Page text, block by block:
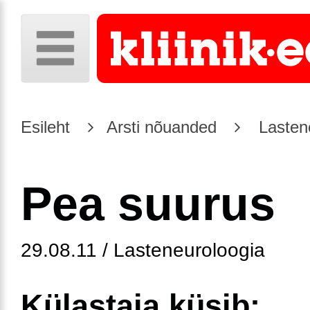
Esileht Arsti nõuanded
Pea suurus
29.08.11 / Lasteneuroloogia